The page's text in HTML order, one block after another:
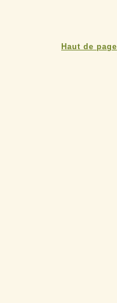
Haut de page